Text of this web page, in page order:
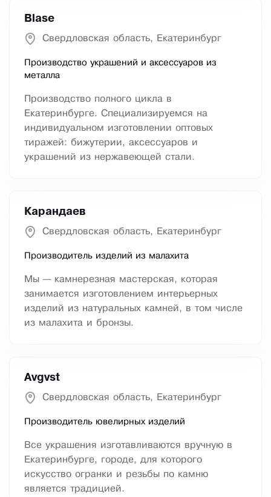
Blase
Свердловская область, Екатеринбург
Производство украшений и аксессуаров из
металла
Производство полного цикла в
Екатеринбурге. Специализируемся на
индивидуальном изготовлении оптовых
тиражей: бижутерии, аксессуаров и
украшений из нержавеющей стали.
Карандаев
Свердловская область, Екатеринбург
Производитель изделий из малахита
Мы — камнерезная мастерская, которая
занимается изготовлением интерьерных
изделий из натуральных камней, в том числе
из малахита и бронзы.
Avgvst
Свердловская область, Екатеринбург
Производитель ювелирных изделий
Все украшения изготавливаются вручную в
Екатеринбурге, городе, для которого
искусство огранки и резьбы по камню
является традицией.